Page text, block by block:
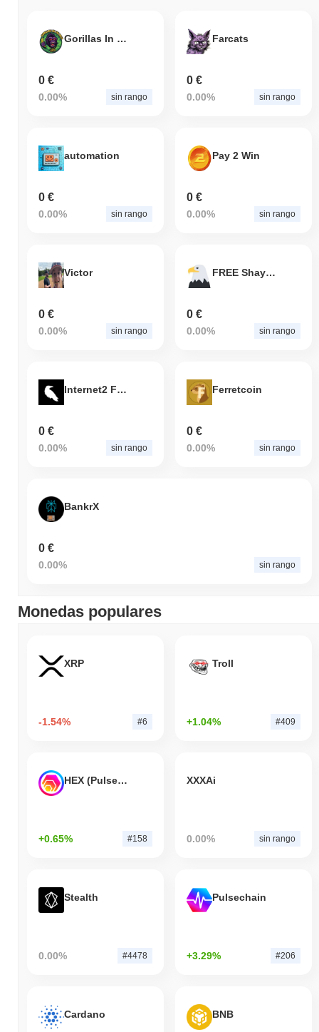
Gorillas In The Mist
0 €
0.00% sin rango
Farcats
0 €
0.00% sin rango
automation
0 €
0.00% sin rango
Pay 2 Win
0 €
0.00% sin rango
Victor
0 €
0.00% sin rango
FREE Shayne Coplan
0 €
0.00% sin rango
Internet2 Fund
0 €
0.00% sin rango
Ferretcoin
0 €
0.00% sin rango
BankrX
0 €
0.00% sin rango
Monedas populares
XRP
-1.54% #6
Troll
+1.04% #409
HEX (Pulsechain)
+0.65% #158
XXXAi
0.00% sin rango
Stealth
0.00% #4478
Pulsechain
+3.29% #206
Cardano BNB